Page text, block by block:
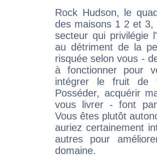
Rock Hudson, le
des maisons 1 2 et
secteur qui privilégie
au détriment de la
risquée selon vous -
à fonctionner pour
intégrer le fruit de
Posséder, acquérir
vous livrer - font
Vous êtes plutôt
auriez certainement
autres pour
domaine.